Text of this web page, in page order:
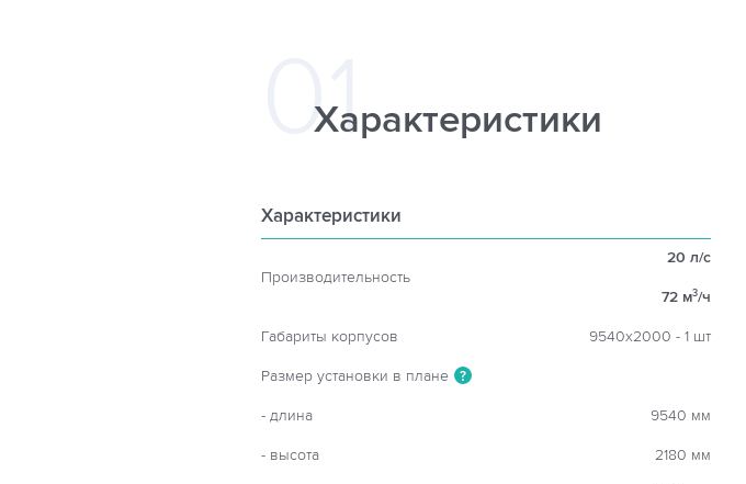
Характеристики
Характеристики
Производительность
20 л/с
72 м3/ч
Габариты корпусов 9540х2000 - 1 шт
Размер установки в плане ?
- длина 9540 мм
- высота 2180 мм